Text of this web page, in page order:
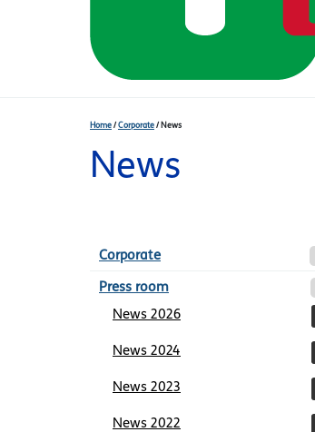
Home/Corporate/News
News
Corporate
Press room
News 2026
News 2024
News 2023
News 2022